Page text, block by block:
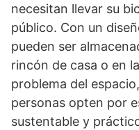
necesitan llevar su
público. Con un
pueden ser
rincón de casa o en
problema del
personas opten por
sustentable y